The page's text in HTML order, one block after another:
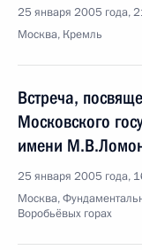
25 января 2005 года,
Москва, Кремль
Встреча,
Московского
имени
25 января 2005 года,
Москва,
Воробьёвых горах